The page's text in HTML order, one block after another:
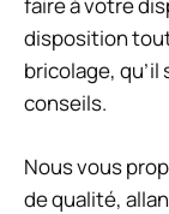
faire à votre
disposition
bricolage, qu’il
conseils.
Nous vous
de qualité,